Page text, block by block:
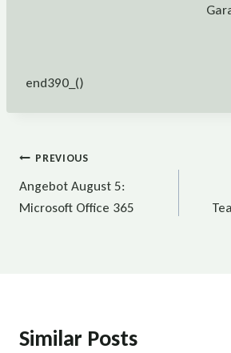
end390_()
Beitragsnavigation
PREVIOUS
Angebot August 5:
Microsoft Office 365
Similar Posts